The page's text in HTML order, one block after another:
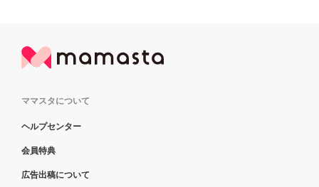
ママスタについて
ヘルプセンター
会員特典
広告出稿について